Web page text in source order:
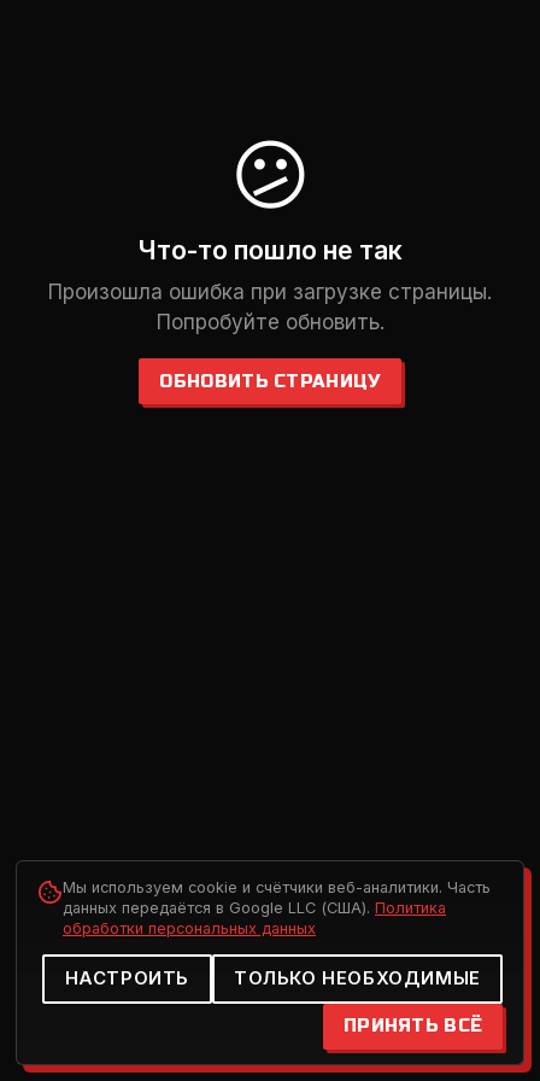
😕
Что-то пошло не так
Произошла ошибка при загрузке страницы.
Попробуйте обновить.
ОБНОВИТЬ СТРАНИЦУ
Мы используем cookie и счётчики веб-аналитики. Часть
данных передаётся в Google LLC (США). Политика
обработки персональных данных
НАСТРОИТЬ ТОЛЬКО НЕОБХОДИМЫЕ
ПРИНЯТЬ ВСЁ